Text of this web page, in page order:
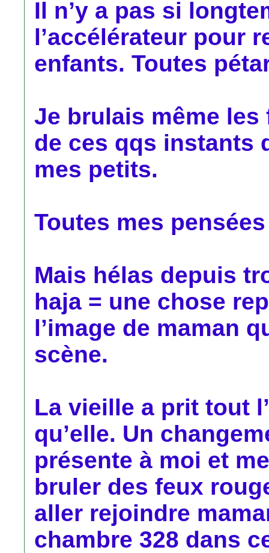
Il n’y a pas si
l’accélérateur pour
enfants. Toutes
Je brulais même
de ces qqs instants
mes petits.
Toutes mes
Mais hélas depuis
haja = une chose
l’image de maman
scène.
La vieille a prit tout
qu’elle. Un
présente à moi et
bruler des feux
aller rejoindre
chambre 328 dans